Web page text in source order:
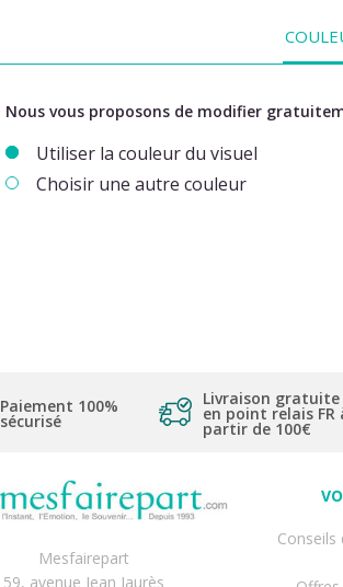
Nous vous proposons de modifier
Utiliser la couleur du visuel
Choisir une autre couleur
Paiement 100%
sécurisé
Livraison gratuite
en point relais FR
partir de 100€
Mesfairepart
59, avenue Jean Jaurès